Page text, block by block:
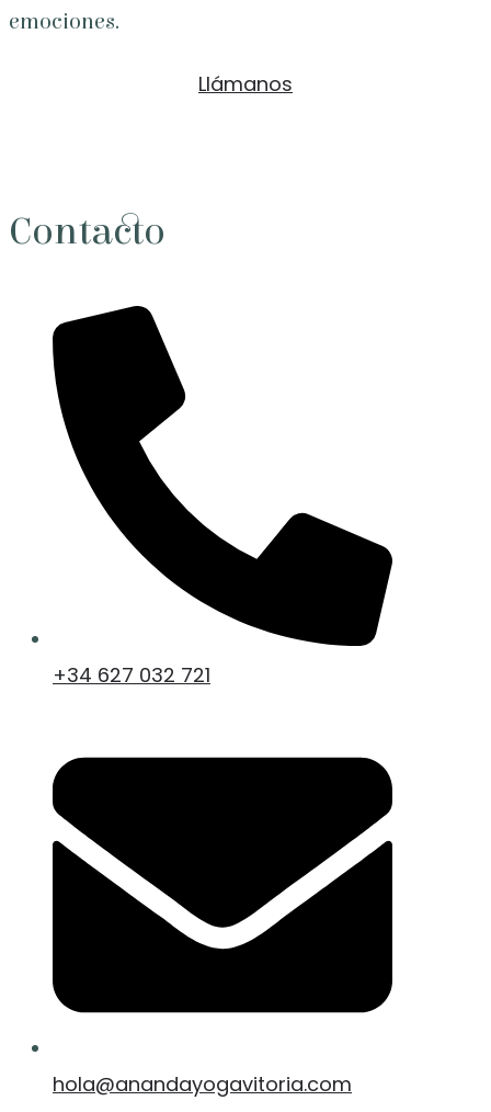
emociones.
Llámanos
Contacto
+34 627 032 721
hola@anandayogavitoria.com